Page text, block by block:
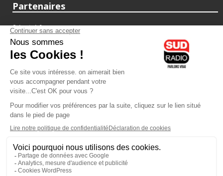
Partenaires
fiducial.fr
lyoncapitale.fr
olympique-et-lyonnais.com
L'application Iphone / Android
Téléchargez l'application
Les cookies
Gestion des cookies
Crédit photos : ©Sud Radio / Pierre Olivier